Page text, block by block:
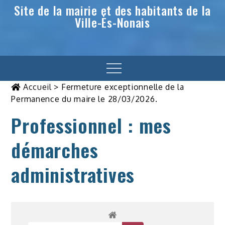
Site de la mairie et des habitants de la
Ville-Ès-Nonais
Menu
Accueil > Fermeture exceptionnelle de la
Permanence du maire le 28/03/2026.
Professionnel : mes
démarches
administratives